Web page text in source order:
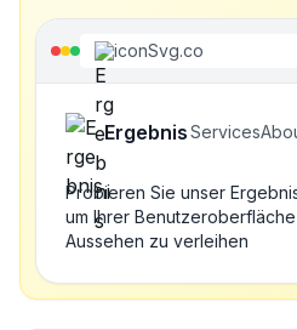
iconSvg.co
ErgebnisServices
Probieren Sie unser
um Ihrer
Aussehen zu verleihen